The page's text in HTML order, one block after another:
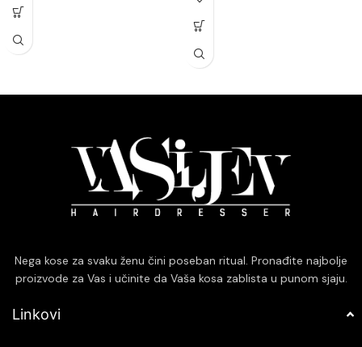
koji štite kosu od oštećenja i
Dubinski čisti kosu i vlasište,
Olakšava raščešljavanje i smanjuje
elastičnost.
se upija, pružajući dugotrajnu
zaštitu i negu.
Nega kose za svaku ženu čini poseban ritual. Pronađite najbolje
proizvode za Vas i učinite da Vaša kosa zablista u punom sjaju.
Linkovi